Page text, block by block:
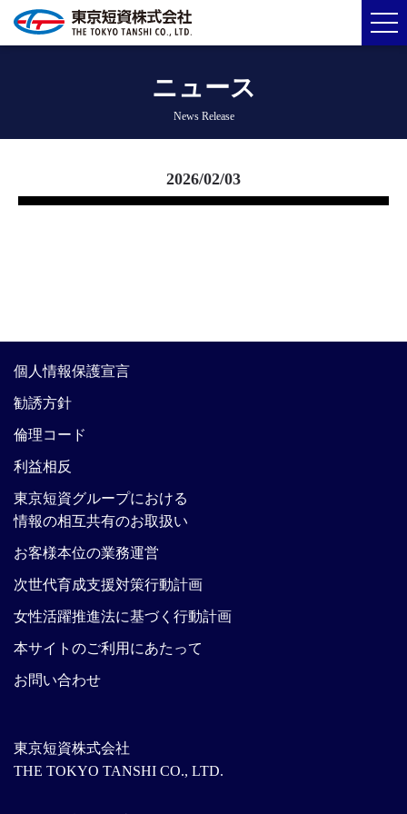
ニュース
News Release
2026/02/03
東京短資株式会社
THE TOKYO TANSHI CO., LTD.
個人情報保護宣言
勧誘方針
倫理コード
利益相反
東京短資グループにおける
情報の相互共有のお取扱い
お客様本位の業務運営
次世代育成支援対策行動計画
女性活躍推進法に基づく行動計画
本サイトのご利用にあたって
お問い合わせ